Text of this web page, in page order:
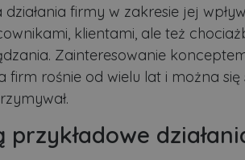
firmy w zakresie jej
klientami, ale też
Zainteresowanie
firm rośnie od wielu lat i można
przykładowe